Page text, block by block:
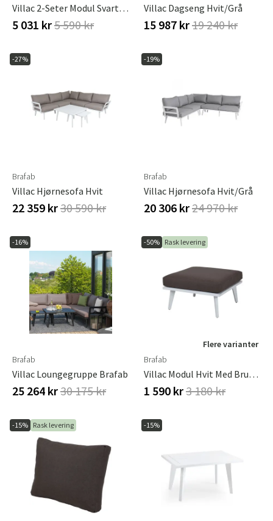
Villac 2-Seter Modul Svart/grå Brafab
5 031 kr5 590 kr
Villac Dagseng Hvit/grå
15 987 kr19 240 kr
-27%
Brafab
Villac Hjørnesofa Hvit
22 359 kr30 590 kr
-19%
Brafab
Villac Hjørnesofa Hvit/grå
20 306 kr24 970 kr
-16%
Brafab
Villac Loungegruppe Brafab
25 264 kr30 175 kr
-50% Rask levering
Flere varianter
Brafab
Villac Modul Hvit Med Brun Pute Brafab
1 590 kr3 180 kr
-15% Rask levering -15%